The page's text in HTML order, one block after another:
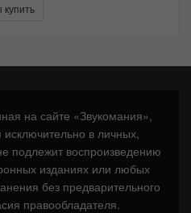
купить
на сайте «Звукомания»,
исключительно в личных,
подлежит воспроизведению
изданиях или любых
без предварительного
правообладателя.